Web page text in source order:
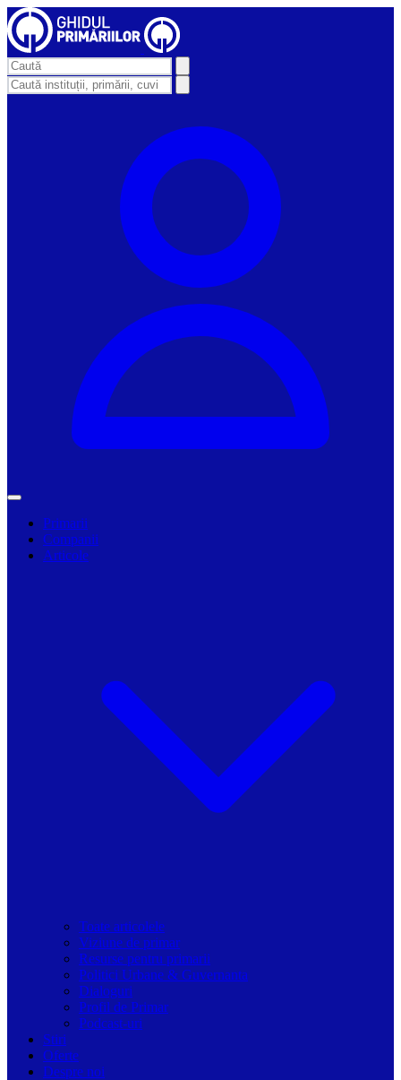
Primarii
Companii
Articole
Toate articolele
Viziune de primar
Resurse pentru primarii
Politici Urbane & Guvernanta
Dialoguri
Profil de Primar
Podcast-uri
Stiri
Oferte
Despre noi